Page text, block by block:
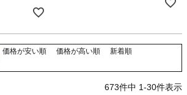
価格が安い順 価格が高い順
新着順
673件中 1-30件表示